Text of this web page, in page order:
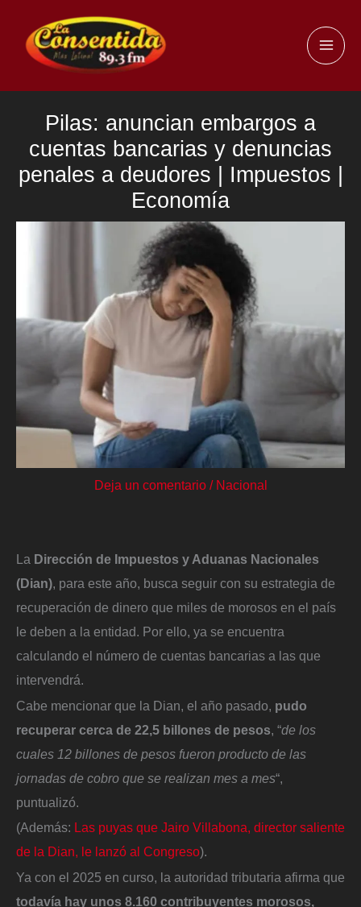
contenido
Pilas: anuncian embargos a
cuentas bancarias y denuncias
penales a deudores | Impuestos |
Economía
Deja un comentario / Nacional
La Dirección de Impuestos y Aduanas Nacionales
(Dian), para este año, busca seguir con su estrategia de
recuperación de dinero que miles de morosos en el país
le deben a la entidad. Por ello, ya se encuentra
calculando el número de cuentas bancarias a las que
intervendrá.
Cabe mencionar que la Dian, el año pasado, pudo
recuperar cerca de 22,5 billones de pesos , “de los
cuales 12 billones de pesos fueron producto de las
jornadas de cobro que se realizan mes a mes“,
puntualizó.
(Además: Las puyas que Jairo Villabona, director saliente
de la Dian, le lanzó al Congreso).
Ya con el 2025 en curso, la autoridad tributaria afirma que
todavía hay unos 8.160 contribuyentes morosos,